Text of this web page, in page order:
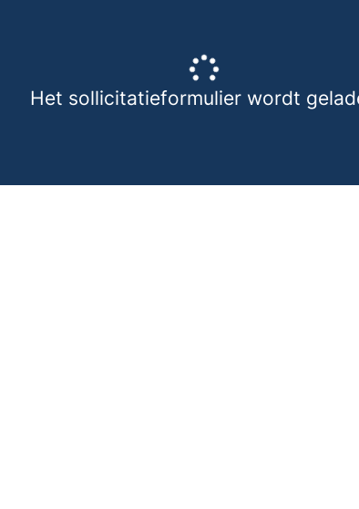
Het sollicitatieformulier wordt